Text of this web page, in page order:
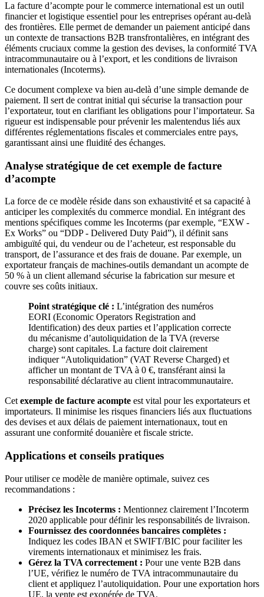
La facture d’acompte pour le commerce international est un outil
financier et logistique essentiel pour les entreprises opérant au-delà
des frontières. Elle permet de demander un paiement anticipé dans
un contexte de transactions B2B transfrontalières, en intégrant des
éléments cruciaux comme la gestion des devises, la conformité TVA
intracommunautaire ou à l’export, et les conditions de livraison
internationales (Incoterms).
Ce document complexe va bien au-delà d’une simple demande de
paiement. Il sert de contrat initial qui sécurise la transaction pour
l’exportateur, tout en clarifiant les obligations pour l’importateur. Sa
rigueur est indispensable pour prévenir les malentendus liés aux
différentes réglementations fiscales et commerciales entre pays,
garantissant ainsi une fluidité des échanges.
Analyse stratégique de cet exemple de facture
d’acompte
La force de ce modèle réside dans son exhaustivité et sa capacité à
anticiper les complexités du commerce mondial. En intégrant des
mentions spécifiques comme les Incoterms (par exemple, “EXW -
Ex Works” ou “DDP - Delivered Duty Paid”), il définit sans
ambiguïté qui, du vendeur ou de l’acheteur, est responsable du
transport, de l’assurance et des frais de douane. Par exemple, un
exportateur français de machines-outils demandant un acompte de
50 % à un client allemand sécurise la fabrication sur mesure et
couvre ses coûts initiaux.
Point stratégique clé : L’intégration des numéros
EORI (Economic Operators Registration and
Identification) des deux parties et l’application correcte
du mécanisme d’autoliquidation de la TVA (reverse
charge) sont capitales. La facture doit clairement
indiquer “Autoliquidation” (VAT Reverse Charged) et
afficher un montant de TVA à 0 €, transférant ainsi la
responsabilité déclarative au client intracommunautaire.
Cetexemple de facture acompte est vital pour les exportateurs et
importateurs. Il minimise les risques financiers liés aux fluctuations
des devises et aux délais de paiement internationaux, tout en
assurant une conformité douanière et fiscale stricte.
Applications et conseils pratiques
Pour utiliser ce modèle de manière optimale, suivez ces
recommandations :
Précisez les Incoterms : Mentionnez clairement l’Incoterm
2020 applicable pour définir les responsabilités de livraison.
Fournissez des coordonnées bancaires complètes :
Indiquez les codes IBAN et SWIFT/BIC pour faciliter les
virements internationaux et minimisez les frais.
Gérez la TVA correctement : Pour une vente B2B dans
l’UE, vérifiez le numéro de TVA intracommunautaire du
client et appliquez l’autoliquidation. Pour une exportation hors
UE, la vente est exonérée de TVA.